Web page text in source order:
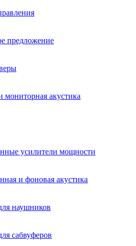
предложение
мониторная акустика
усилители мощности
и фоновая акустика
наушников
сабвуферов